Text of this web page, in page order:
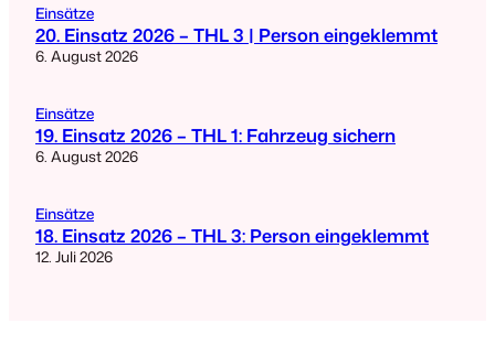
Einsätze
20. Einsatz 2026 – THL 3 | Person eingeklemmt
6. August 2026
Einsätze
19. Einsatz 2026 – THL 1: Fahrzeug sichern
6. August 2026
Einsätze
18. Einsatz 2026 – THL 3: Person eingeklemmt
12. Juli 2026